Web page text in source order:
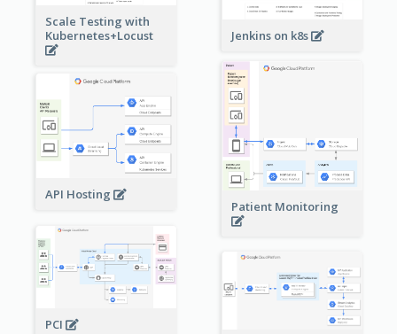
Jenkins on k8s
Scale Testing with
Kubernetes+Locust
Patient Monitoring
API Hosting
PCI